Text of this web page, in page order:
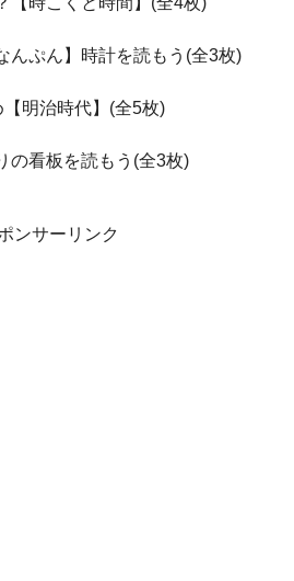
んぷん】時計を読もう(全3枚)
明治時代】(全5枚)
の看板を読もう(全3枚)
ンサーリンク